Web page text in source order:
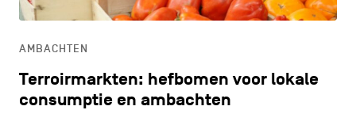
AMBACHTEN
Terroirmarkten: hefbomen voor lokale
consumptie en ambachten